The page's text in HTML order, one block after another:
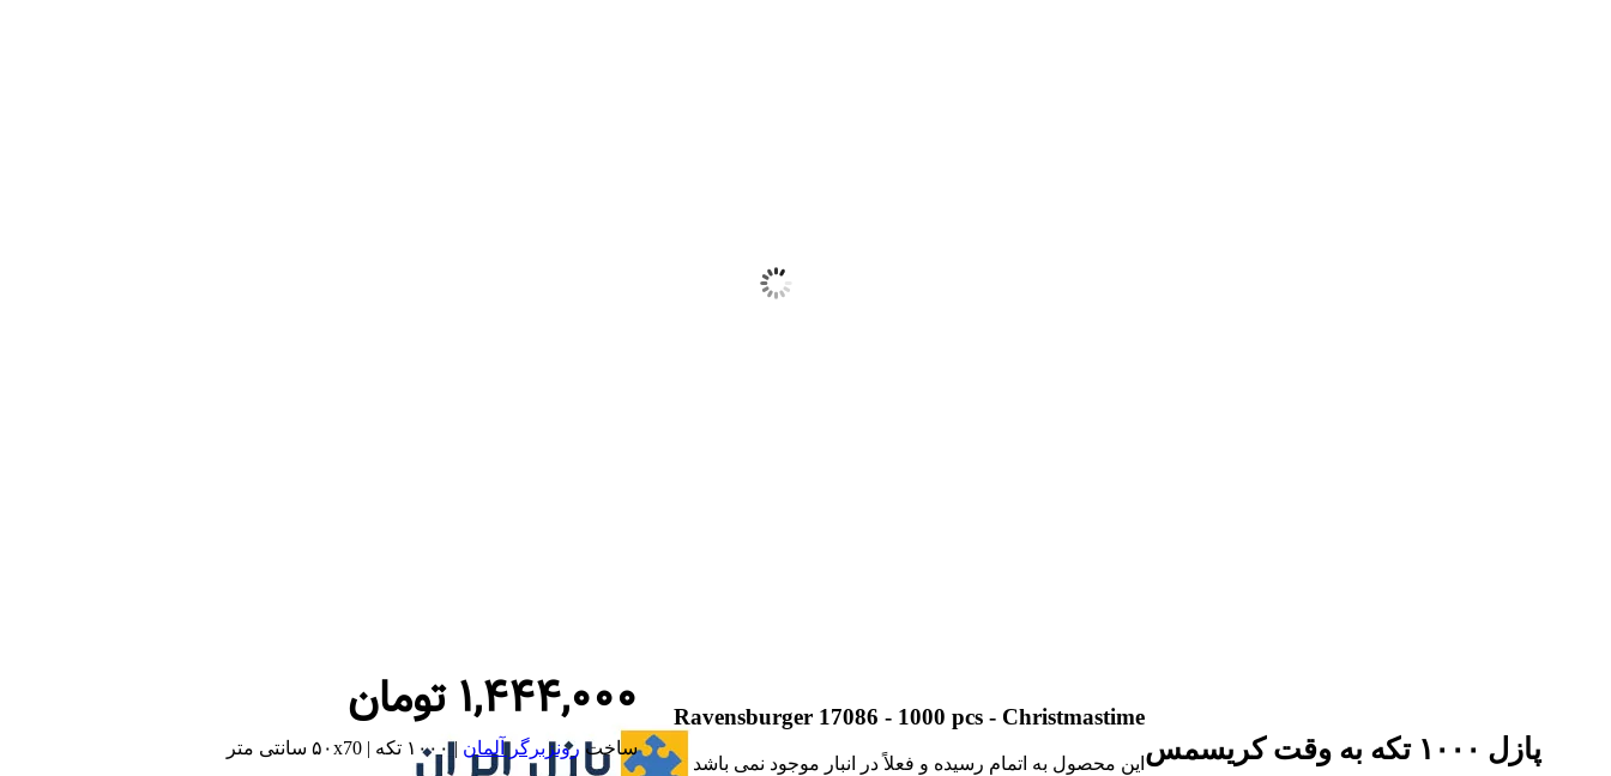
پازل ۱۰۰۰ تکه به وقت کریسمس
Ravensburger 17086 - 1000 pcs - Christmastime
این محصول به اتمام رسیده و فعلاً در انبار موجود نمی باشد
۱,۴۴۴,۰۰۰ تومان
ساخت رونزبرگر آلمان | ۱۰۰۰ تکه | ۵۰x70 سانتی متر